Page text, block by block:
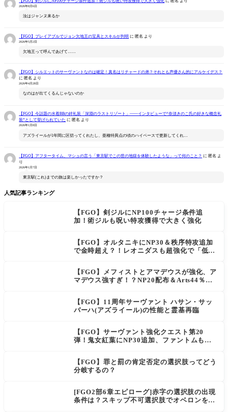
2026年8月6日
汝はジャンヌ来るか
【FGO】プレイアブルでジョン欠地王の宝具とスキルが判明 に 匿名 より
2026年5月2日
欠地王って呼んであげて……
【FGO】シルエットのサーヴァントなのは確定！真名はリチャードの弟？それとも声優さん的にアルケイデス？
に 匿名 より
2026年4月28日
なのはが出てくるんじゃないのか
【FGO】今話題の水着BBの絆礼装「深淵のラストリゾート」――インタビューで“奈須きのこ氏の好きな概念礼
装”として挙げられていた に 匿名 より
2026年1月8日
アズライールが1年間に区切ってくれたし、亜種特異点の頃のハイペースで更新してくれ…
【FGO】アフタータイム、マシュの言う「東京駅でこの世の地獄を体験したような」って何のこと？ に 匿名 よ
り
2026年1月7日
東京駅(これ)までの旅は楽しかったですか？
人気記事ランキング
【FGO】剣ジルにNP100チャージ条件追
加！術ジルも呪い特攻獲得で大きく強化
【FGO】オルタニキにNP30＆秩序特攻追加
で金時超え？！レオニダスも超強化で「低レ
【FGO】メフィストとアマデウスが強化、ア
マデウス強すぎ！？NP20配布＆Arts44％強
【FGO】11周年サーヴァント ハサン・サッ
バーハ(アズライール)の性能と霊基再臨
【FGO】サーヴァント強化クエスト第20
弾！鬼女紅葉にNP30追加、ファントムも大
【FGO】罪と罰の肯定否定の選択肢ってどう
分岐するの？
[FGO2部6章エピローグ]赤字の選択肢の出現
条件は？スキップ不可選択肢でオベロンを疑